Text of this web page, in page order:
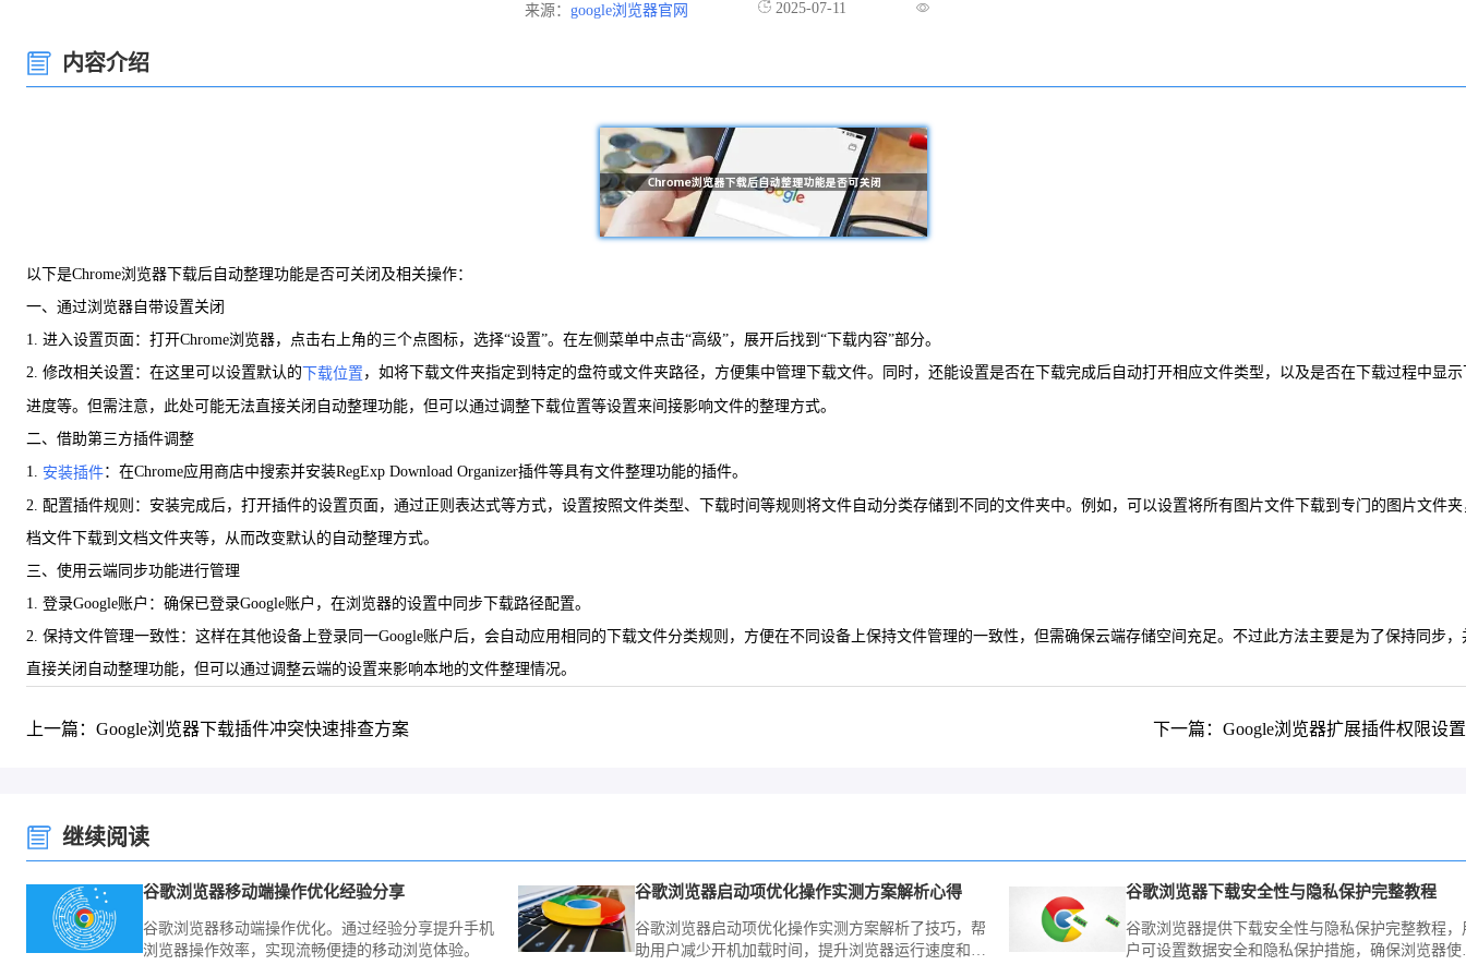
来源： google浏览器官网 2025-07-11
内容介绍
以下是Chrome浏览器下载后自动整理功能是否可关闭及相关操作：
一、通过浏览器自带设置关闭
1. 进入设置页面：打开Chrome浏览器，点击右上角的三个点图标，选择“设置”。在左侧菜单中点击“高级”，展开后找到“下载内容”部分。
2. 修改相关设置：在这里可以设置默认的 下载位置 ，如将下载文件夹指定到特定的盘符或文件夹路径，方便集中管理下载文件。同时，还能设置是否在下载完成后自动打开相应文件类型，以及是否在下载过程中显示
进度等。但需注意，此处可能无法直接关闭自动整理功能，但可以通过调整下载位置等设置来间接影响文件的整理方式。
二、借助第三方插件调整
1. 安装插件：在Chrome应用商店中搜索并安装RegExp Download Organizer插件等具有文件整理功能的插件。
2. 配置插件规则：安装完成后，打开插件的设置页面，通过正则表达式等方式，设置按照文件类型、下载时间等规则将文件自动分类存储到不同的文件夹中。例如，可以设置将所有图片文件下载到专门的图片文件夹
档文件下载到文档文件夹等，从而改变默认的自动整理方式。
三、使用云端同步功能进行管理
1. 登录Google账户：确保已登录Google账户，在浏览器的设置中同步下载路径配置。
2. 保持文件管理一致性：这样在其他设备上登录同一Google账户后，会自动应用相同的下载文件分类规则，方便在不同设备上保持文件管理的一致性，但需确保云端存储空间充足。不过此方法主要是为了保持同步，
直接关闭自动整理功能，但可以通过调整云端的设置来影响本地的文件整理情况。
上一篇：Google浏览器下载插件冲突快速排查方案 下一篇：Google浏览器扩展插件权限设
继续阅读
谷歌浏览器移动端操作优化经验分享
谷歌浏览器移动端操作优化。通过经验分享提升手机
浏览器操作效率，实现流畅便捷的移动浏览体验。
谷歌浏览器启动项优化操作实测方案解析心得
谷歌浏览器启动项优化操作实测方案解析了技巧，帮
助用户减少开机加载时间，提升浏览器运行速度和整
谷歌浏览器下载安全性与隐私保护完整教程
谷歌浏览器提供下载安全性与隐私保护完整教程，
户可设置数据安全和隐私保护措施，确保浏览器使